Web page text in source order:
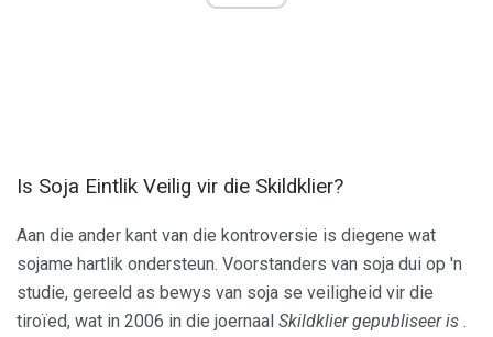
Is Soja Eintlik Veilig vir die Skildklier?
Aan die ander kant van die kontroversie is diegene wat
sojame hartlik ondersteun. Voorstanders van soja dui op 'n
studie, gereeld as bewys van soja se veiligheid vir die
tiroïed, wat in 2006 in die joernaal Skildklier gepubliseer is .